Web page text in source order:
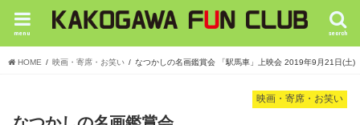
search
menu
HOME 映画・寄席・お笑い なつかしの名画鑑賞会 「駅馬車」上映会 2019年9月21日(土)
映画・寄席・お笑い